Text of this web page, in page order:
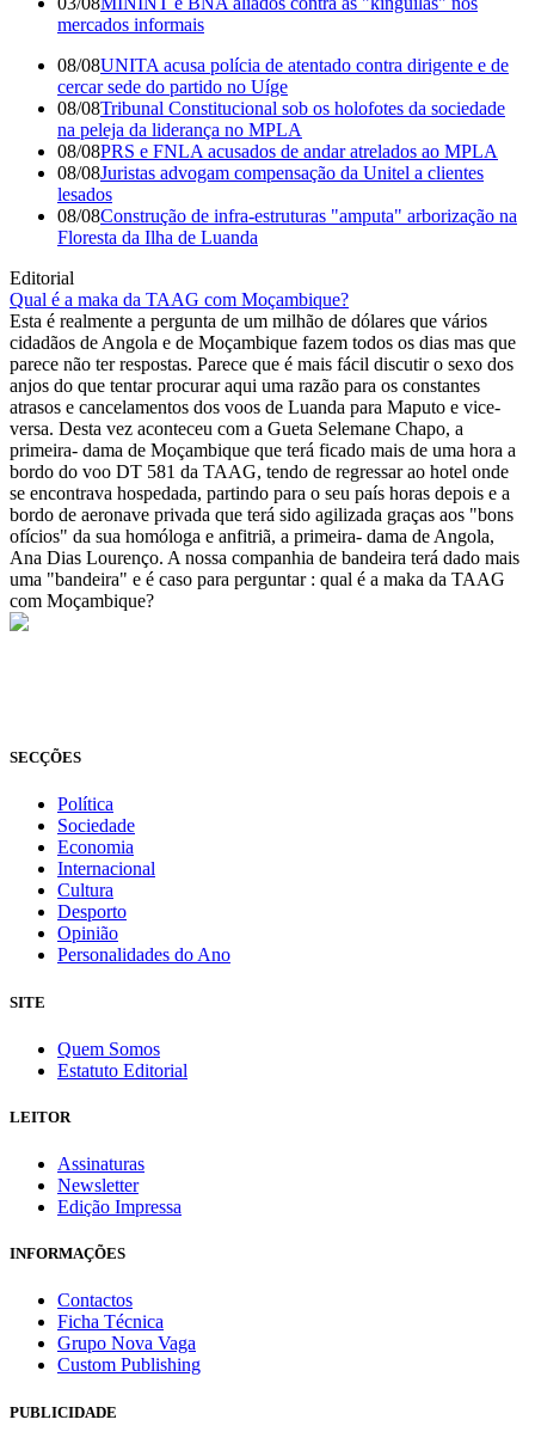
mercados informais
08/08UNITA acusa polícia de atentado contra dirigente e de
cercar sede do partido no Uíge
08/08Tribunal Constitucional sob os holofotes da sociedade
na peleja da liderança no MPLA
08/08PRS e FNLA acusados de andar atrelados ao MPLA
08/08Juristas advogam compensação da Unitel a clientes
lesados
08/08Construção de infra-estruturas "amputa" arborização na
Floresta da Ilha de Luanda
Editorial
Qual é a maka da TAAG com Moçambique?
Esta é realmente a pergunta de um milhão de dólares que vários
cidadãos de Angola e de Moçambique fazem todos os dias mas que
parece não ter respostas. Parece que é mais fácil discutir o sexo dos
anjos do que tentar procurar aqui uma razão para os constantes
atrasos e cancelamentos dos voos de Luanda para Maputo e vice-
versa. Desta vez aconteceu com a Gueta Selemane Chapo, a
primeira- dama de Moçambique que terá ficado mais de uma hora a
bordo do voo DT 581 da TAAG, tendo de regressar ao hotel onde
se encontrava hospedada, partindo para o seu país horas depois e a
bordo de aeronave privada que terá sido agilizada graças aos "bons
ofícios" da sua homóloga e anfitriã, a primeira- dama de Angola,
Ana Dias Lourenço. A nossa companhia de bandeira terá dado mais
uma "bandeira" e é caso para perguntar : qual é a maka da TAAG
com Moçambique?
SECÇÕES
Política
Sociedade
Economia
Internacional
Cultura
Desporto
Opinião
Personalidades do Ano
SITE
Quem Somos
Estatuto Editorial
LEITOR
Assinaturas
Newsletter
Edição Impressa
INFORMAÇÕES
Contactos
Ficha Técnica
Grupo Nova Vaga
Custom Publishing
PUBLICIDADE